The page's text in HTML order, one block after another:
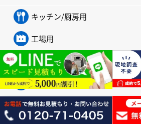
キッチン/厨房用
工場用
学校用
農業用
中温用/低温用